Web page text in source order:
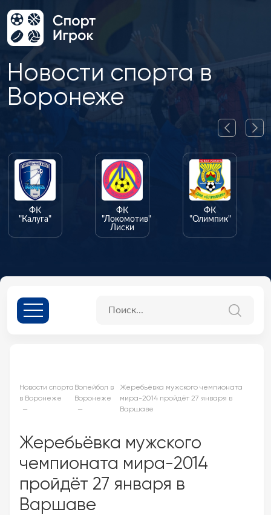
Новости спорта в
Воронеже
ФК
"Калуга"
ФК
"Локомотив"
Лиски
ФК
"Олимпик"
Новости спорта
в Воронеже
Волейбол в
Воронеже
Жеребьёвка мужского чемпионата
мира-2014 пройдёт 27 января в
Варшаве
Жеребьёвка мужского
чемпионата мира-2014
пройдёт 27 января в
Варшаве